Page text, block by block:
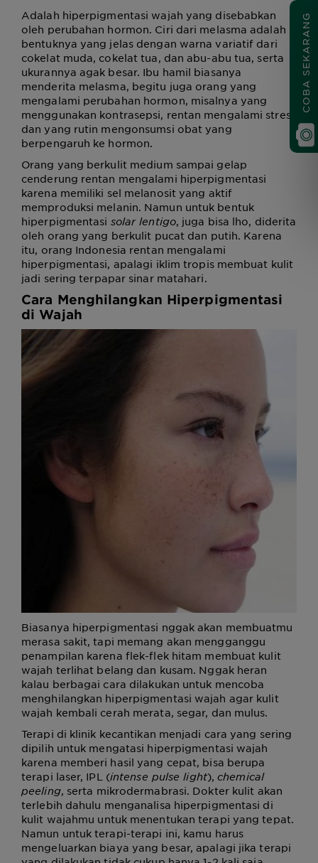
Adalah hiperpigmentasi wajah yang disebabkan
oleh perubahan hormon. Ciri dari melasma adalah
bentuknya yang jelas dengan warna variatif dari
cokelat muda, cokelat tua, dan abu-abu tua, serta
ukurannya agak besar. Ibu hamil biasanya
menderita melasma, begitu juga orang yang
mengalami perubahan hormon, misalnya yang
menggunakan kontrasepsi, rentan mengalami stres,
dan yang rutin mengonsumsi obat yang
berpengaruh ke hormon.
Orang yang berkulit medium sampai gelap
cenderung rentan mengalami hiperpigmentasi
karena memiliki sel melanosit yang aktif
memproduksi melanin. Namun untuk bentuk
hiperpigmentasi solar lentigo, juga bisa lho, diderita
oleh orang yang berkulit pucat dan putih. Karena
itu, orang Indonesia rentan mengalami
hiperpigmentasi, apalagi iklim tropis membuat kulit
jadi sering terpapar sinar matahari.
Cara Menghilangkan Hiperpigmentasi
di Wajah
Biasanya hiperpigmentasi nggak akan membuatmu
merasa sakit, tapi memang akan mengganggu
penampilan karena flek-flek hitam membuat kulit
wajah terlihat belang dan kusam. Nggak heran
kalau berbagai cara dilakukan untuk mencoba
menghilangkan hiperpigmentasi wajah agar kulit
wajah kembali cerah merata, segar, dan mulus.
Terapi di klinik kecantikan menjadi cara yang sering
dipilih untuk mengatasi hiperpigmentasi wajah
karena memberi hasil yang cepat, bisa berupa
terapi laser, IPL (intense pulse light),chemical
peeling, serta mikrodermabrasi. Dokter kulit akan
terlebih dahulu menganalisa hiperpigmentasi di
kulit wajahmu untuk menentukan terapi yang tepat.
Namun untuk terapi-terapi ini, kamu harus
mengeluarkan biaya yang besar, apalagi jika terapi
COBA SEKARANG